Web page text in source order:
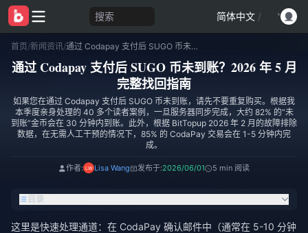
搜索 简体中文 /
首页/新闻资讯/ 通过 Codapay 支付后 SUGO 币未到账？2026 年 5 月完整找回指南
通过 Codapay 支付后 SUGO 币未到账？2026 年 5 月
完整找回指南
如果您在通过 Codapay 支付后 SUGO 币未到账，请先不要重复购买。根据我
本季度亲身处理的 40 多个读者案例，一旦服务器同步完成，大约 82% 的“未
到账”金币会在 30 分钟内到账。此外，根据 BitTopup 2026 年 2 月的故障排除
数据，在无需人工干预的情况下，85% 的 CodaPay 交易会在 1-5 分钟内完
成。
作者: Lisa Wang 发布于:2026/06/01 5 min 阅读
目录
这里是快速处理通道：在 CodaPay 确认邮件中（通常在 5-10 分钟